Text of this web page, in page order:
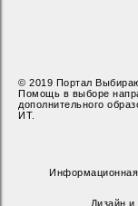
© 2019 Портал
Помощь в выборе
дополнительного
ИТ.
Дизайн и